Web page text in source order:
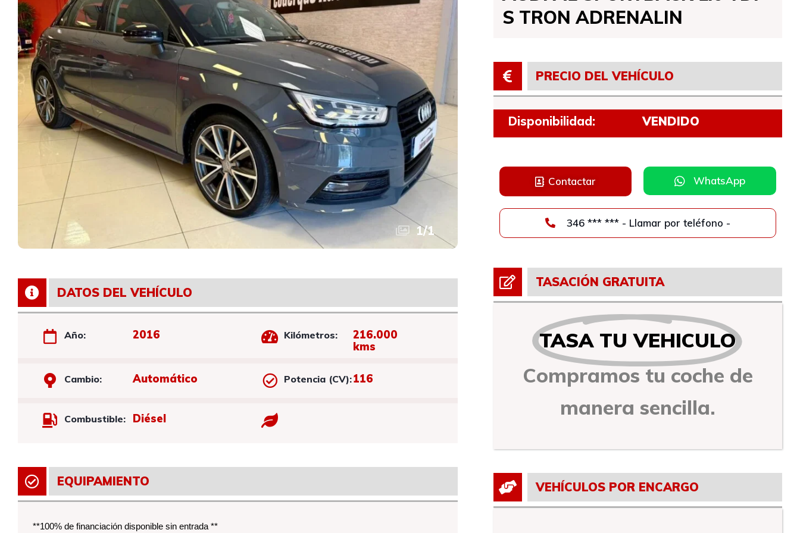
1/1
DATOS DEL VEHÍCULO
Año: 2016 Kilómetros:
216.000
kms
Cambio: Automático Potencia (CV):116
Combustible: Diésel
EQUIPAMIENTO
**100% de financiación disponible sin entrada **
S TRON ADRENALIN
PRECIO DEL VEHÍCULO
Disponibilidad: VENDIDO
Contactar WhatsApp
346 *** *** - Llamar por teléfono -
TASACIÓN GRATUITA
TASA TU VEHICULO
Compramos tu coche de
manera sencilla.
VEHÍCULOS POR ENCARGO